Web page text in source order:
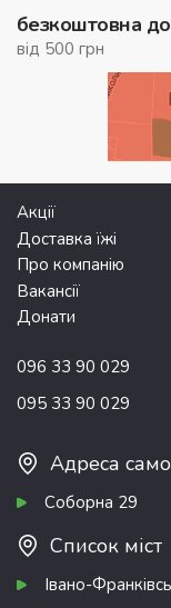
безкоштовна
від 500 грн
Акції
Доставка їжі
Про компанію
Вакансії
Донати
096 33 90 029
095 33 90 029
Адреса
Соборна 29
Список міст
Івано-